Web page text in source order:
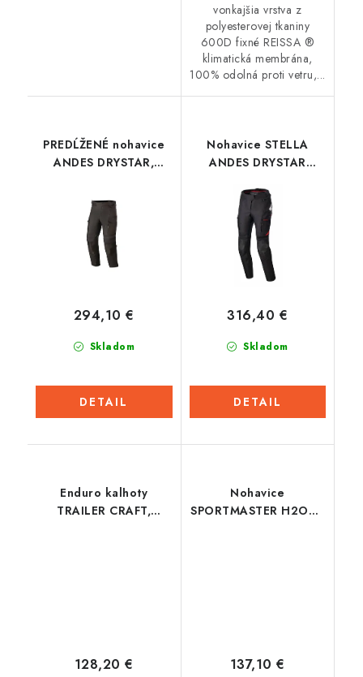
vonkajšia vrstva z
polyesterovej tkaniny
600D fixné REISSA ®
klimatická membrána,
100% odolná proti vetru,...
PREDĹŽENÉ nohavice
ANDES DRYSTAR,
Skladom
294,10 €
DETAIL
Nohavice STELLA
ANDES DRYSTAR
ALPINESTARS
(čierna/sivá/červená)
2024
Skladom
316,40 €
DETAIL
Enduro kalhoty
TRAILER CRAFT,
128,20 €
Nohavice
SPORTMASTER H2OUT
137,10 €